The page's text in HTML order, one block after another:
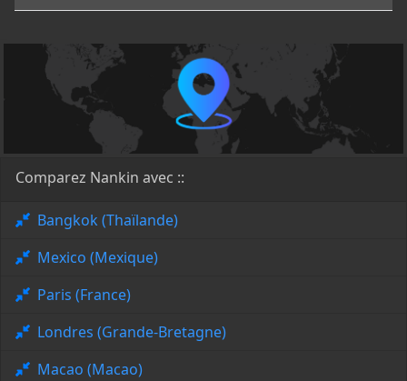
Comparez Nankin avec ::
Bangkok (Thaïlande)
Mexico (Mexique)
Paris (France)
Londres (Grande-Bretagne)
Macao (Macao)